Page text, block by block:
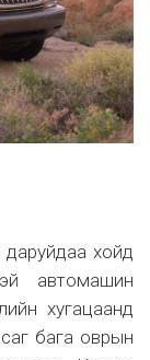
хойд
автомашин
хугацаанд
бага оврын